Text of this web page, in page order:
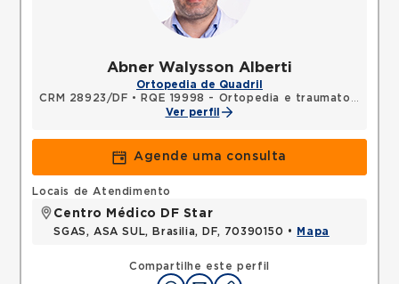
Abner Walysson Alberti
Ortopedia de Quadril
CRM 28923/DF •
RQE 19998 - Ortopedia e traumatologia
Ver perfil
Agende uma consulta
Compartilhe este perfil
Locais de Atendimento
Centro Médico DF Star
SGAS, ASA SUL, Brasilia, DF, 70390150 • Mapa